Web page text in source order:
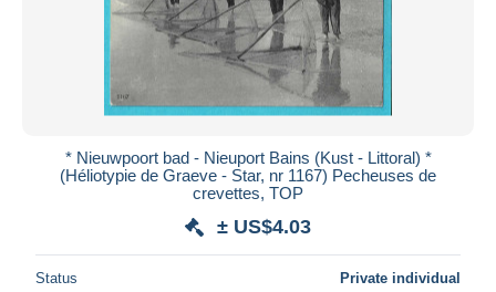
Bank transfer
Bancontact
Maestro
* Nieuwpoort bad - Nieuport Bains (Kust - Littoral) *
(Héliotypie de Graeve - Star, nr 1167) Pecheuses de
crevettes, TOP
± US$4.03
Status Private individual